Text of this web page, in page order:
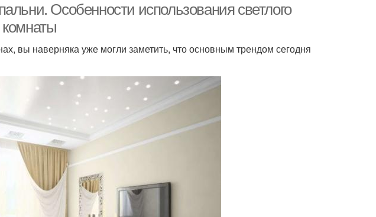
Особенности использования светлого
комнаты
вы наверняка уже могли заметить, что основным трендом сегодня